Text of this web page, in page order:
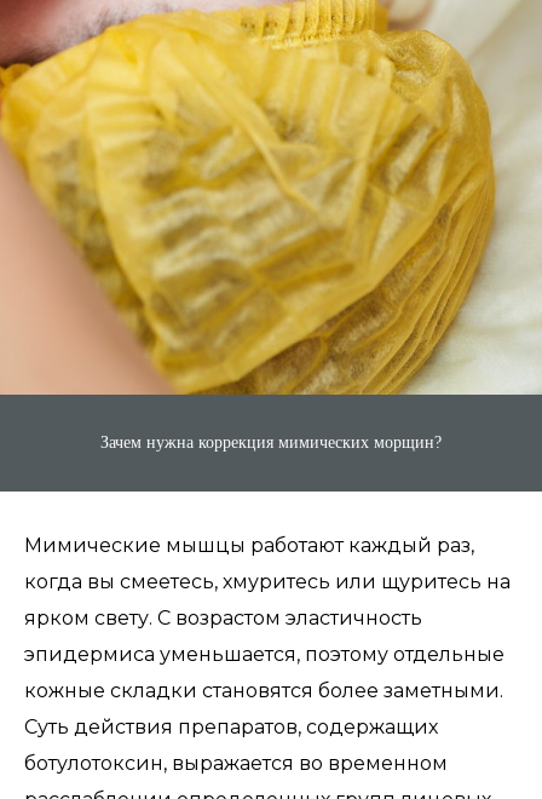
Зачем нужна коррекция мимических морщин?
Мимические мышцы работают каждый раз,
когда вы смеетесь, хмуритесь или щуритесь на
ярком свету. С возрастом эластичность
эпидермиса уменьшается, поэтому отдельные
кожные складки становятся более заметными.
Суть действия препаратов, содержащих
ботулотоксин, выражается во временном